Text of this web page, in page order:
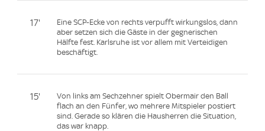
17'
Eine SCP-Ecke von rechts verpufft wirkungslos, dann
aber setzen sich die Gäste in der gegnerischen
Hälfte fest. Karlsruhe ist vor allem mit Verteidigen
beschäftigt.
15'
Von links am Sechzehner spielt Obermair den Ball
flach an den Fünfer, wo mehrere Mitspieler postiert
sind. Gerade so klären die Hausherren die Situation,
das war knapp.